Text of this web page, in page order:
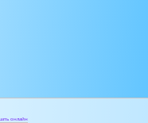
онлайн